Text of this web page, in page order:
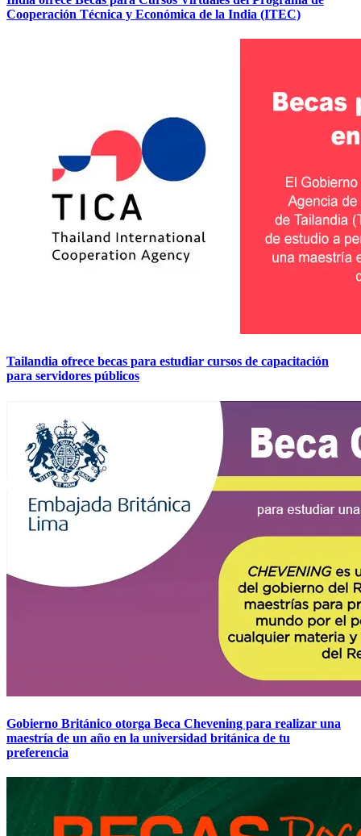
Cooperación Técnica y Económica de la India (ITEC)
Tailandia ofrece becas para estudiar cursos de capacitación
para servidores públicos
Gobierno Británico otorga Beca Chevening para realizar una
maestría de un año en la universidad británica de tu
preferencia